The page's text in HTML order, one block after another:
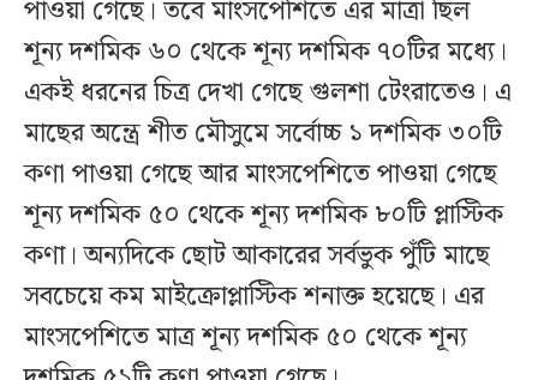
পাওয়া গেছে। তবে মাংসপেশিতে এর মাত্রা ছিল
শূন্য দশমিক ৬০ থেকে শূন্য দশমিক ৭০টির মধ্যে।
একই ধরনের চিত্র দেখা গেছে গুলশা টেংরাতেও। এ
মাছের অন্ত্রে শীত মৌসুমে সর্বোচ্চ ১ দশমিক ৩০টি
কণা পাওয়া গেছে আর মাংসপেশিতে পাওয়া গেছে
শূন্য দশমিক ৫০ থেকে শূন্য দশমিক ৮০টি প্লাস্টিক
কণা। অন্যদিকে ছোট আকারের সর্বভুক পুঁটি মাছে
সবচেয়ে কম মাইক্রোপ্লাস্টিক শনাক্ত হয়েছে। এর
মাংসপেশিতে মাত্র শূন্য দশমিক ৫০ থেকে শূন্য